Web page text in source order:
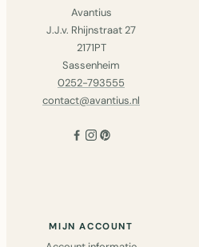
Avantius
J.J.v. Rhijnstraat 27
2171PT
Sassenheim
0252-793555
contact@avantius.nl
MIJN ACCOUNT